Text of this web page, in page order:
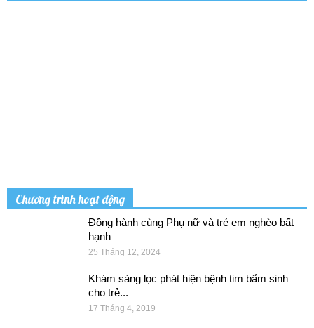
Chương trình hoạt động
Đồng hành cùng Phụ nữ và trẻ em nghèo bất
hạnh
25 Tháng 12, 2024
Khám sàng lọc phát hiện bệnh tim bẩm sinh
cho trẻ...
17 Tháng 4, 2019